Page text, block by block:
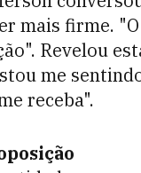
mais firme.
Revelou
me
receba".